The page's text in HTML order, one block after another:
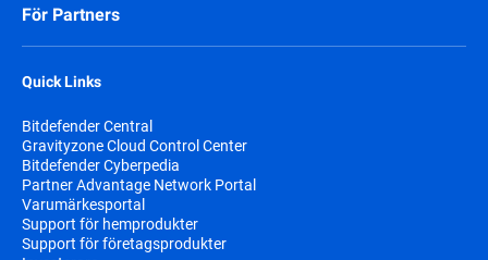
För Partners
Quick Links
Bitdefender Central
Gravityzone Cloud Control Center
Bitdefender Cyberpedia
Partner Advantage Network Portal
Varumärkesportal
Support för hemprodukter
Support för företagsprodukter